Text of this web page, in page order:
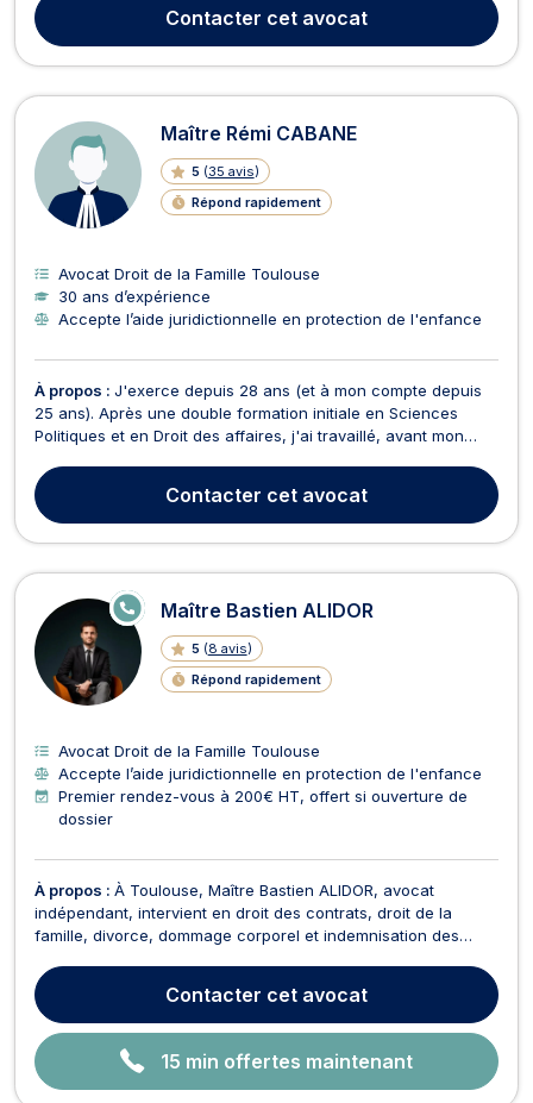
droit des biens, ou encore de droit...
Contacter cet avocat
Maître Rémi CABANE
5 (35 avis)
Répond rapidement
Avocat Droit de la Famille Toulouse
30 ans d’expérience
Accepte l’aide juridictionnelle en protection de l'enfance
À propos : J'exerce depuis 28 ans (et à mon compte depuis
25 ans). Après une double formation initiale en Sciences
Politiques et en Droit des affaires, j'ai travaillé, avant mon
généraliste. Lors de mon installation, j'ai choisi d'être
généraliste, c'est à dire d'intervenir auss...
Contacter cet avocat
Maître Bastien ALIDOR
5 (8 avis)
Répond rapidement
E
N
E
Avocat Droit de la Famille Toulouse
Accepte l’aide juridictionnelle en protection de l'enfance
Premier rendez-vous à 200€ HT, offert si ouverture de
dossier
À propos : À Toulouse, Maître Bastien ALIDOR, avocat
indépendant, intervient en droit des contrats, droit de la
famille, divorce, dommage corporel et indemnisation des
boursier et droit civil. Il est docteur en droit privé et sciences
criminelles, titulaire d'un master 2 en d...
Contacter cet avocat
15 min offertes maintenant